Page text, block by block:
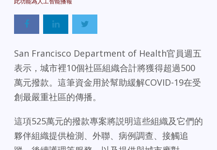
San Francisco Department of Health官員週五
表示，城市裡10個社區組織合計將獲得超過500
萬元撥款。這筆資金用於幫助緩解COVID-19在受
創最嚴重社區的傳播。
這項525萬元的撥款專案將説明這些組織及它們的
夥伴組織提供檢測、外聯、病例調查、接觸追